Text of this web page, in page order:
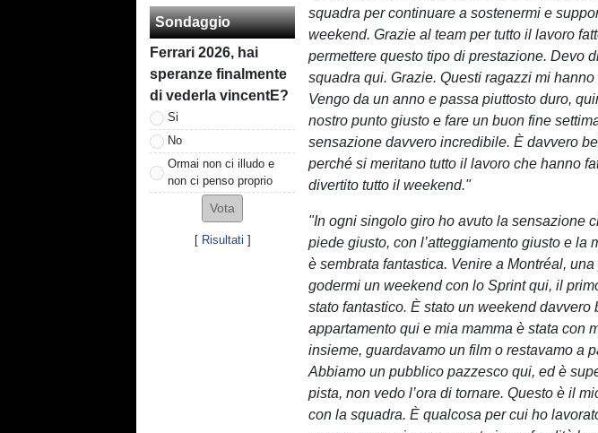
Sondaggio
Ferrari 2026, hai
speranze finalmente
di vederla vincentE?
Si
No
Ormai non ci illudo e
non ci penso proprio
[ Risultati ]
squadra per continuare a sostenermi e
weekend. Grazie al team per tutto il lavoro
permettere questo tipo di prestazione. Devo
squadra qui. Grazie. Questi ragazzi mi
Vengo da un anno e passa piuttosto duro,
nostro punto giusto e fare un buon fine
sensazione davvero incredibile. È davvero
perché si meritano tutto il lavoro che hanno
divertito tutto il weekend."
"In ogni singolo giro ho avuto la sensazione
piede giusto, con l’atteggiamento giusto e la
è sembrata fantastica. Venire a Montréal,
godermi un weekend con lo Sprint qui, il
stato fantastico. È stato un weekend davvero
appartamento qui e mia mamma è stata con
insieme, guardavamo un film o restavamo a
Abbiamo un pubblico pazzesco qui, ed è
pista, non vedo l’ora di tornare. Questo è il
con la squadra. È qualcosa per cui ho